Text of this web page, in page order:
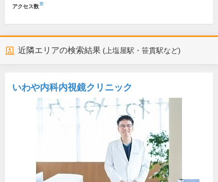
アクセス数※
近隣エリアの検索結果 (上塩屋駅・笹貫駅など)
いわや内科内視鏡クリニック